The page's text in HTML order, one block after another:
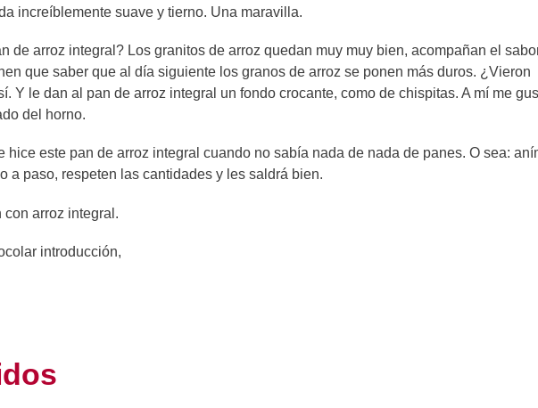
increíblemente suave y tierno. Una maravilla.
de arroz integral? Los granitos de arroz quedan muy muy bien, acompañan el
que saber que al día siguiente los granos de arroz se ponen más duros. ¿Vieron
Y le dan al pan de arroz integral un fondo crocante, como de chispitas. A mí me
del horno.
hice este pan de arroz integral cuando no sabía nada de nada de panes. O sea:
a paso, respeten las cantidades y les saldrá bien.
arroz integral.
introducción,